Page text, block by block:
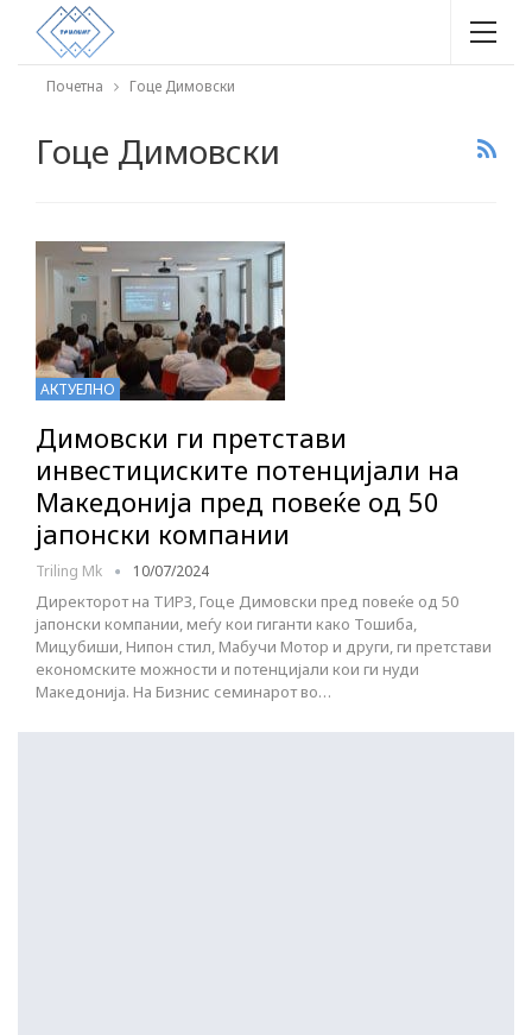
Почетна Гоце Димовски
Гоце Димовски
АКТУЕЛНО
Димовски ги претстави
инвестициските потенцијали на
Македонија пред повеќе од 50
јапонски компании
Triling Mk 10/07/2024
Директорот на ТИРЗ, Гоце Димовски пред повеќе од 50
јапонски компании, меѓу кои гиганти како Тошиба,
Мицубиши, Нипон стил, Мабучи Мотор и други, ги претстави
економските можности и потенцијали кои ги нуди
Македонија. На Бизнис семинарот во…